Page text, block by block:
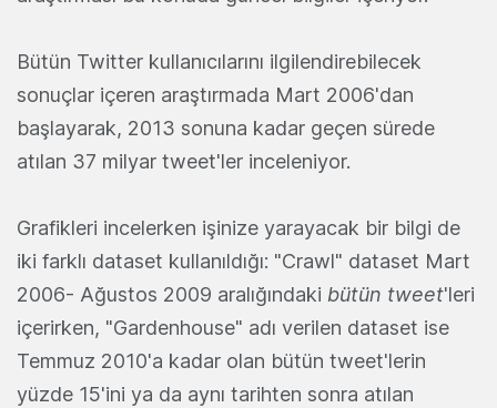
Bütün Twitter kullanıcılarını ilgilendirebilecek
sonuçlar içeren araştırmada Mart 2006'dan
başlayarak, 2013 sonuna kadar geçen sürede
atılan 37 milyar tweet'ler inceleniyor.
Grafikleri incelerken işinize yarayacak bir bilgi de
iki farklı dataset kullanıldığı: "Crawl" dataset Mart
2006- Ağustos 2009 aralığındaki bütün tweet'leri
içerirken, "Gardenhouse" adı verilen dataset ise
Temmuz 2010'a kadar olan bütün tweet'lerin
yüzde 15'ini ya da aynı tarihten sonra atılan